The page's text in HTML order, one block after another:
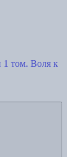
1 том. Воля к